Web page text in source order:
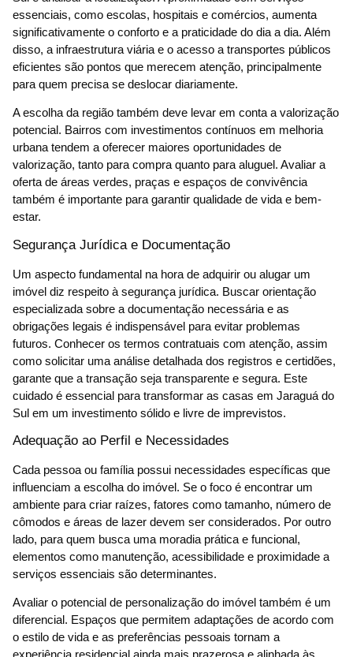
essenciais, como escolas, hospitais e comércios, aumenta
significativamente o conforto e a praticidade do dia a dia. Além
disso, a infraestrutura viária e o acesso a transportes públicos
eficientes são pontos que merecem atenção, principalmente
para quem precisa se deslocar diariamente.
A escolha da região também deve levar em conta a valorização
potencial. Bairros com investimentos contínuos em melhoria
urbana tendem a oferecer maiores oportunidades de
valorização, tanto para compra quanto para aluguel. Avaliar a
oferta de áreas verdes, praças e espaços de convivência
também é importante para garantir qualidade de vida e bem-
estar.
Segurança Jurídica e Documentação
Um aspecto fundamental na hora de adquirir ou alugar um
imóvel diz respeito à segurança jurídica. Buscar orientação
especializada sobre a documentação necessária e as
obrigações legais é indispensável para evitar problemas
futuros. Conhecer os termos contratuais com atenção, assim
como solicitar uma análise detalhada dos registros e certidões,
garante que a transação seja transparente e segura. Este
cuidado é essencial para transformar as casas em Jaraguá do
Sul em um investimento sólido e livre de imprevistos.
Adequação ao Perfil e Necessidades
Cada pessoa ou família possui necessidades específicas que
influenciam a escolha do imóvel. Se o foco é encontrar um
ambiente para criar raízes, fatores como tamanho, número de
cômodos e áreas de lazer devem ser considerados. Por outro
lado, para quem busca uma moradia prática e funcional,
elementos como manutenção, acessibilidade e proximidade a
serviços essenciais são determinantes.
Avaliar o potencial de personalização do imóvel também é um
diferencial. Espaços que permitem adaptações de acordo com
o estilo de vida e as preferências pessoais tornam a